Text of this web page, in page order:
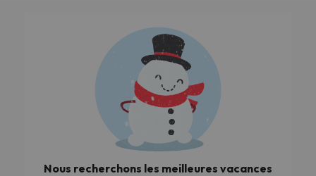
Nous recherchons les meilleures vacances